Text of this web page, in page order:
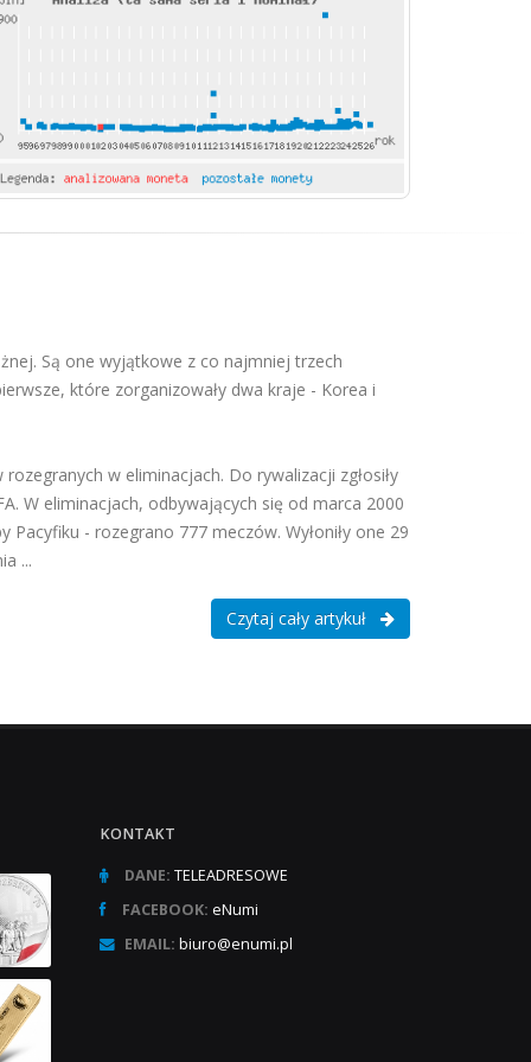
Są one wyjątkowe z co najmniej trzech
które zorganizowały dwa kraje - Korea i
w eliminacjach. Do rywalizacji zgłosiły
W eliminacjach, odbywających się od marca 2000
- rozegrano 777 meczów. Wyłoniły one 29
...
Czytaj cały artykuł
KONTAKT
DANE: TELEADRESOWE
FACEBOOK: eNumi
EMAIL: biuro@enumi.pl